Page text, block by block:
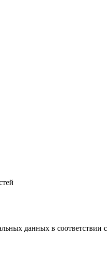
данных в соответствии с